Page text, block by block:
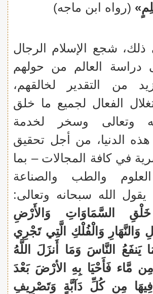
(رواه ابن ماجه)
ذلك، شجع الإسلام الرجال
دراسة العالم من حولهم
من التقدير لخالقهم،
الفعال لجميع ما خلق
وتعالى وسخر لخدمة
هذه الدنيا، من أجل تحقيق
في كافة المجالات – بما
والطب والصناعة
يقول الله سبحانه وتعالى:
السَّمَاوَاتِ وَالأَرْضِ
وَالنَّهَارِ وَالْفُلْكِ الَّتِي تَجْرِي
يَنفَعُ النَّاسَ وَمَا أَنزَلَ اللَّهُ
مَّاء فَأَحْيَا بِهِ الأرْضَ بَعْدَ
مِن كُلِّ دَآبَّةٍ وَتَصْرِيفِ